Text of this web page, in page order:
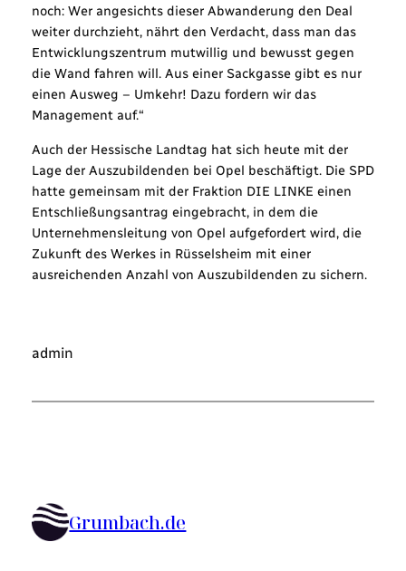
noch: Wer angesichts dieser Abwanderung den Deal
weiter durchzieht, nährt den Verdacht, dass man das
Entwicklungszentrum mutwillig und bewusst gegen
die Wand fahren will. Aus einer Sackgasse gibt es nur
einen Ausweg – Umkehr! Dazu fordern wir das
Management auf.“
Auch der Hessische Landtag hat sich heute mit der
Lage der Auszubildenden bei Opel beschäftigt. Die SPD
hatte gemeinsam mit der Fraktion DIE LINKE einen
Entschließungsantrag eingebracht, in dem die
Unternehmensleitung von Opel aufgefordert wird, die
Zukunft des Werkes in Rüsselsheim mit einer
ausreichenden Anzahl von Auszubildenden zu sichern.
admin
Grumbach.de